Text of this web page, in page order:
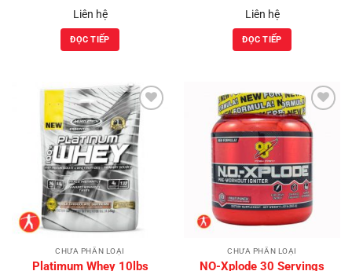
Liên hệ
ĐỌC TIẾP
Liên hệ
ĐỌC TIẾP
Add to
Wishlist
CHƯA PHÂN LOẠI
Platimum Whey 10lbs
Wishlist
CHƯA PHÂN LOẠI
NO-Xplode 30 Servings